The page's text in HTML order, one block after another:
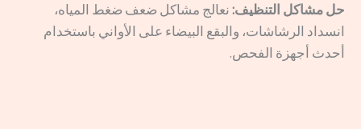
حل مشاكل التنظيف:نعالج مشاكل ضعف ضغط المياه،
انسداد الرشاشات، والبقع البيضاء على الأواني باستخدام
أحدث أجهزة الفحص.